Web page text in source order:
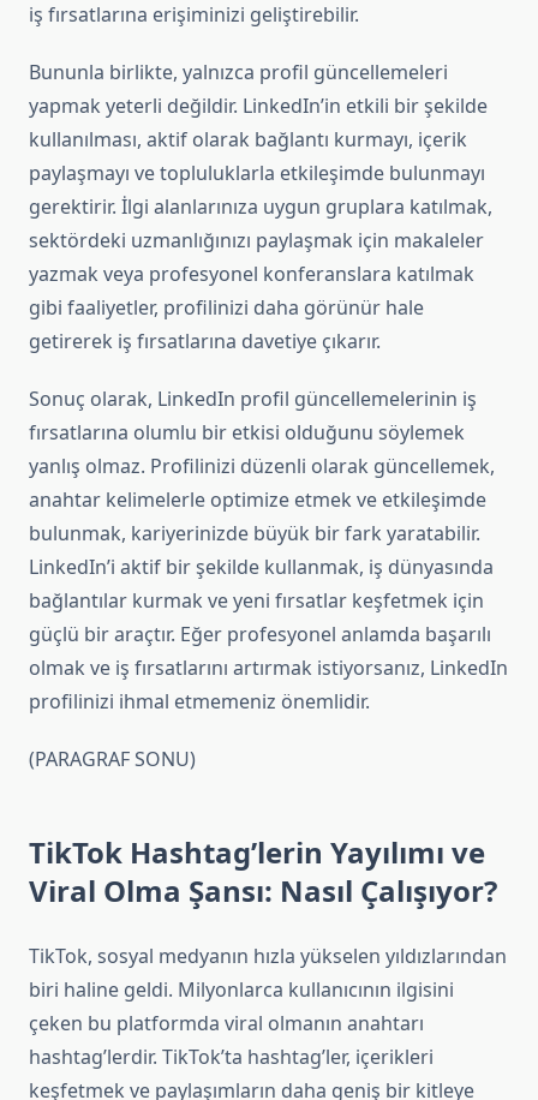
iş fırsatlarına erişiminizi geliştirebilir.
Bununla birlikte, yalnızca profil güncellemeleri
yapmak yeterli değildir. LinkedIn’in etkili bir şekilde
kullanılması, aktif olarak bağlantı kurmayı, içerik
paylaşmayı ve topluluklarla etkileşimde bulunmayı
gerektirir. İlgi alanlarınıza uygun gruplara katılmak,
sektördeki uzmanlığınızı paylaşmak için makaleler
yazmak veya profesyonel konferanslara katılmak
gibi faaliyetler, profilinizi daha görünür hale
getirerek iş fırsatlarına davetiye çıkarır.
Sonuç olarak, LinkedIn profil güncellemelerinin iş
fırsatlarına olumlu bir etkisi olduğunu söylemek
yanlış olmaz. Profilinizi düzenli olarak güncellemek,
anahtar kelimelerle optimize etmek ve etkileşimde
bulunmak, kariyerinizde büyük bir fark yaratabilir.
LinkedIn’i aktif bir şekilde kullanmak, iş dünyasında
bağlantılar kurmak ve yeni fırsatlar keşfetmek için
güçlü bir araçtır. Eğer profesyonel anlamda başarılı
olmak ve iş fırsatlarını artırmak istiyorsanız, LinkedIn
profilinizi ihmal etmemeniz önemlidir.
(PARAGRAF SONU)
TikTok Hashtag’lerin Yayılımı ve
Viral Olma Şansı: Nasıl Çalışıyor?
TikTok, sosyal medyanın hızla yükselen yıldızlarından
biri haline geldi. Milyonlarca kullanıcının ilgisini
çeken bu platformda viral olmanın anahtarı
hashtag’lerdir. TikTok’ta hashtag’ler, içerikleri
keşfetmek ve paylaşımların daha geniş bir kitleye